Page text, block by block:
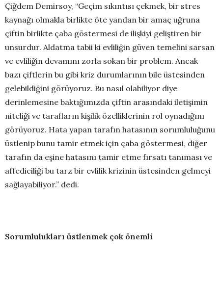
Çiğdem Demirsoy, “Geçim sıkıntısı çekmek, bir stres
kaynağı olmakla birlikte öte yandan bir amaç uğruna
çiftin birlikte çaba göstermesi de ilişkiyi geliştiren bir
unsurdur. Aldatma tabii ki evliliğin güven temelini sarsan
ve evliliğin devamını zorla sokan bir problem. Ancak
bazı çiftlerin bu gibi kriz durumlarının bile üstesinden
gelebildiğini görüyoruz. Bu nasıl olabiliyor diye
derinlemesine baktığımızda çiftin arasındaki iletişimin
niteliği ve tarafların kişilik özelliklerinin rol oynadığını
görüyoruz. Hata yapan tarafın hatasının sorumluluğunu
üstlenip bunu tamir etmek için çaba göstermesi, diğer
tarafın da eşine hatasını tamir etme fırsatı tanıması ve
affediciliği bu tarz bir evlilik krizinin üstesinden gelmeyi
sağlayabiliyor.” dedi.
Sorumlulukları üstlenmek çok önemli